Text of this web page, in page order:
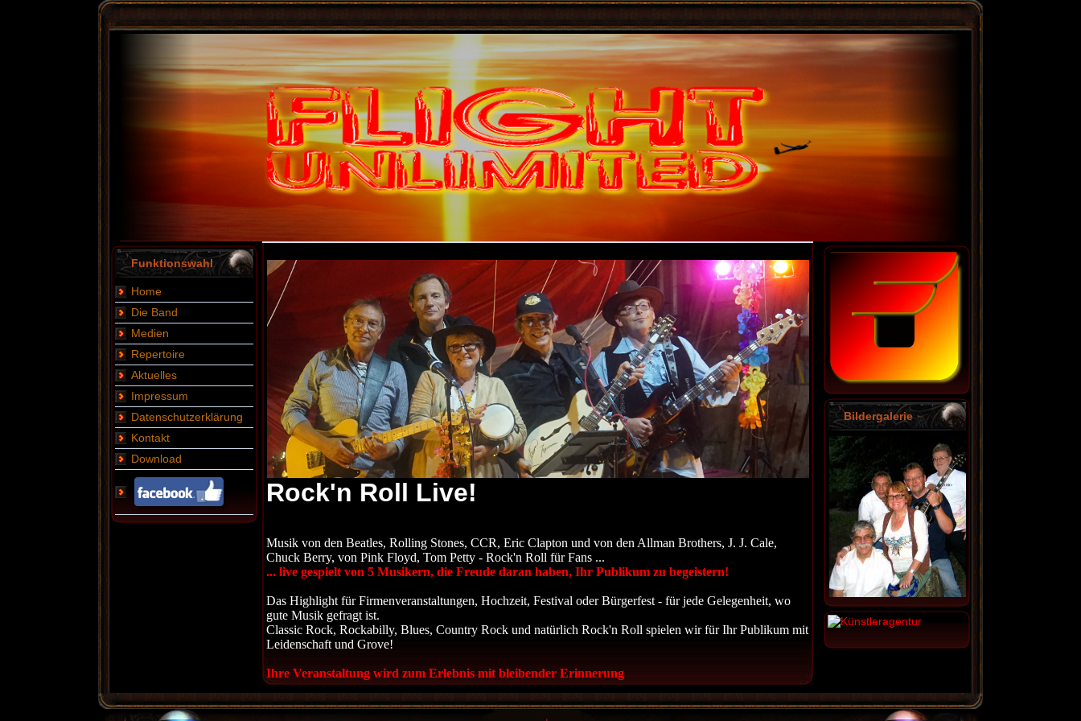
Funktionswahl
Home
Die Band
Medien
Repertoire
Aktuelles
Impressum
Datenschutzerklärung
Kontakt
Download
Bildergalerie
Rock'n Roll Live!
Musik von den Beatles, Rolling Stones, CCR, Eric Clapton und von den Allman Brothers, J. J. Cale,
Chuck Berry, von Pink Floyd, Tom Petty - Rock'n Roll für Fans ...
... live gespielt von 5 Musikern, die Freude daran haben, Ihr Publikum zu begeistern!
Das Highlight für Firmenveranstaltungen, Hochzeit, Festival oder Bürgerfest - für jede Gelegenheit, wo
gute Musik gefragt ist.
Classic Rock, Rockabilly, Blues, Country Rock und natürlich Rock'n Roll spielen wir für Ihr Publikum mit
Leidenschaft und Grove!
Ihre Veranstaltung wird zum Erlebnis mit bleibender Erinnerung